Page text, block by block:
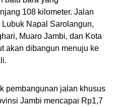
108 kilometer. Jalan
Napal Sarolangun,
Muaro Jambi, dan Kota
akan dibangun menuju ke
pembangunan jalan khusus
Jambi mencapai Rp1,7